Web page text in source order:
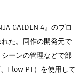
GAIDEN 4』のプロ
た。同作の開発元で
ーンの管理などで部
Flow PT）を使用して